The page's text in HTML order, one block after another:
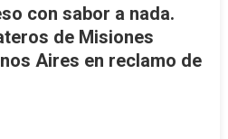
con sabor a nada.
de Misiones
Aires en reclamo de